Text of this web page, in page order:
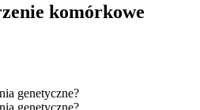
komórkowe